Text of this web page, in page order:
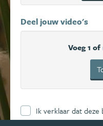
Deel jouw video's
Voeg 1
Ik verklaar dat
mijn eigen ervaring